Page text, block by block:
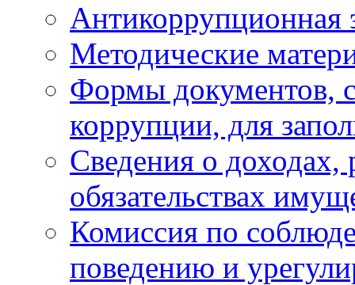
Антикоррупционная
Методические
Формы документов,
коррупции, для
Сведения о доходах,
обязательствах
Комиссия по
поведению и